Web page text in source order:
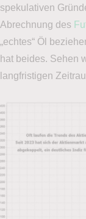
spekulativen
Abrechnung des
„echtes“ Öl
hat beides. Sehen
langfristigen